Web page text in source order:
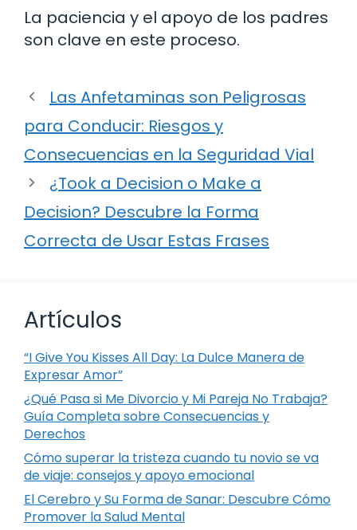
La paciencia y el apoyo de los padres
son clave en este proceso.
Las Anfetaminas son Peligrosas
para Conducir: Riesgos y
Consecuencias en la Seguridad Vial
¿Took a Decision o Make a
Decision? Descubre la Forma
Correcta de Usar Estas Frases
Artículos
“I Give You Kisses All Day: La Dulce Manera de
Expresar Amor”
¿Qué Pasa si Me Divorcio y Mi Pareja No Trabaja?
Guía Completa sobre Consecuencias y
Derechos
Cómo superar la tristeza cuando tu novio se va
de viaje: consejos y apoyo emocional
El Cerebro y Su Forma de Sanar: Descubre Cómo
Promover la Salud Mental